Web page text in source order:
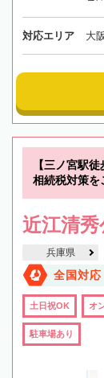
対応エリア 大
【三ノ宮駅
相続税対策を
近江清
兵庫県
全国対応
土日祝OK オ
駐車場あり